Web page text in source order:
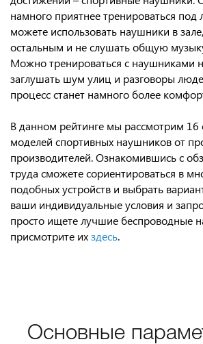
намного приятнее тренироваться
можете использовать наушники в
остальным и не слушать общую
Можно тренироваться с наушниками
заглушать шум улиц и разговоры
процесс станет намного более
В данном рейтинге мы рассмотрим
моделей спортивных наушников от
производителей. Ознакомившись с
труда сможете сориентироваться в
подобных устройств и выбрать
ваши индивидуальные условия и
просто ищете лучшие беспроводные
присмотрите ихздесь.
Основные